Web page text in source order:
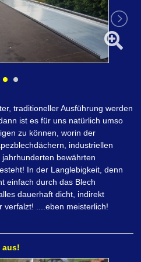
traditioneller Ausführung werden
ist es für uns natürlich umso
zu können, worin der
industriellen
bewährten
In der Langlebigkeit, denn
einfach durch das Blech
dauerhaft dicht, indirekt
verfalzt! ....eben meisterlich!
aus!